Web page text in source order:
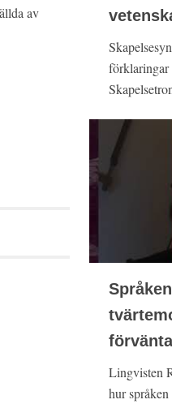
av
förklaringar
Lingvisten
hur